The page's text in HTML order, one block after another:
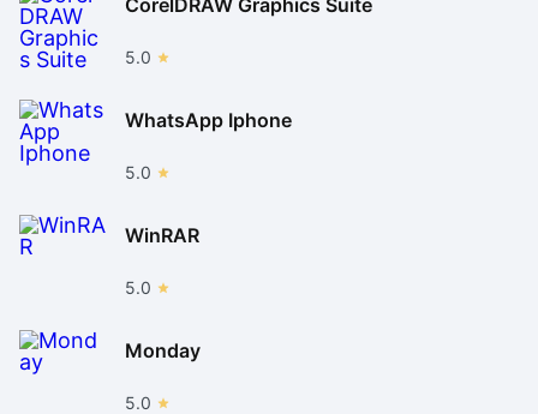
5.0
WhatsApp Iphone
5.0
WinRAR
5.0
Monday
5.0